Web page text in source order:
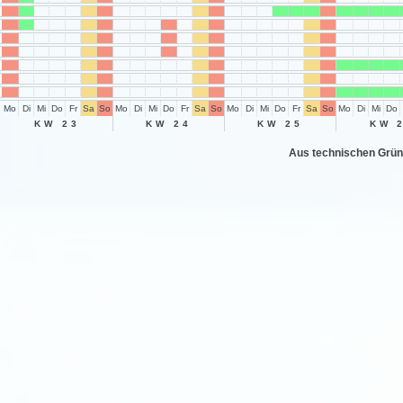
Mo Di Mi Do Fr Sa So Mo Di Mi Do Fr Sa So Mo Di Mi Do Fr Sa So Mo Di Mi Do
KW 23
KW 24 KW 25 KW
Aus technischen